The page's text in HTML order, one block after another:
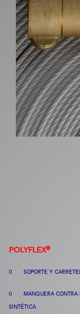
POLYFLEX®
O SOPORTE Y
O MANGUERACONTRA
SINTÉTICA